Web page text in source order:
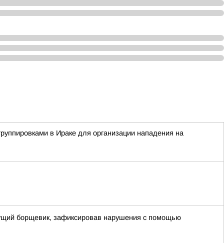
в Ираке для организации нападения на
борщевик, зафиксировав нарушения с помощью